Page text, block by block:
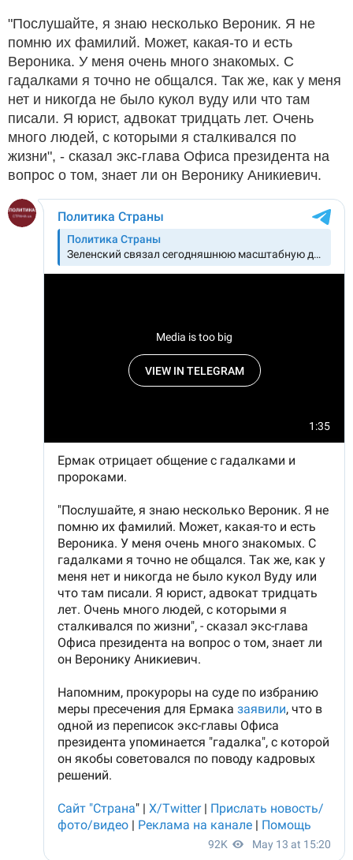
"Послушайте, я знаю несколько Вероник. Я не
помню их фамилий. Может, какая-то и есть
Вероника. У меня очень много знакомых. С
гадалками я точно не общался. Так же, как у меня
нет и никогда не было кукол вуду или что там
писали. Я юрист, адвокат тридцать лет. Очень
много людей, с которыми я сталкивался по
жизни", - сказал экс-глава Офиса президента на
вопрос о том, знает ли он Веронику Аникиевич.